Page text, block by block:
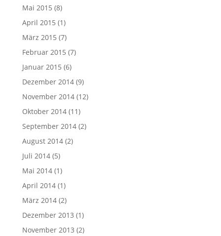
Mai 2015 (8)
April 2015 (1)
März 2015 (7)
Februar 2015 (7)
Januar 2015 (6)
Dezember 2014(9)
November 2014(12)
Oktober 2014(11)
September 2014(2)
August 2014(2)
Juli 2014(5)
Mai 2014(1)
April 2014(1)
März 2014(2)
Dezember 2013 (1)
November 2013 (2)